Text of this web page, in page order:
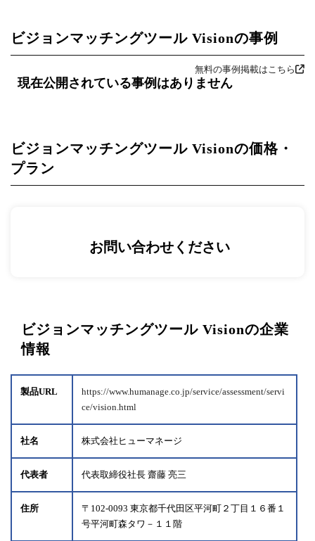
ビジョンマッチングツール Visionの事例
無料の事例掲載はこちら
現在公開されている事例はありません
ビジョンマッチングツール Visionの価格・
プラン
お問い合わせください
ビジョンマッチングツール Visionの企業
情報
製品URL
https://www.humanage.co.jp/service/assessment/servi
ce/vision.html
社名 株式会社ヒューマネージ
代表者 代表取締役社長 齋藤 亮三
住所
〒102-0093 東京都千代田区平河町２丁目１６番１
号平河町森タワ－１１階